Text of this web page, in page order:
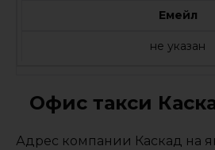
Емейл
не указан
Офис такси
Адрес компании Каскад на